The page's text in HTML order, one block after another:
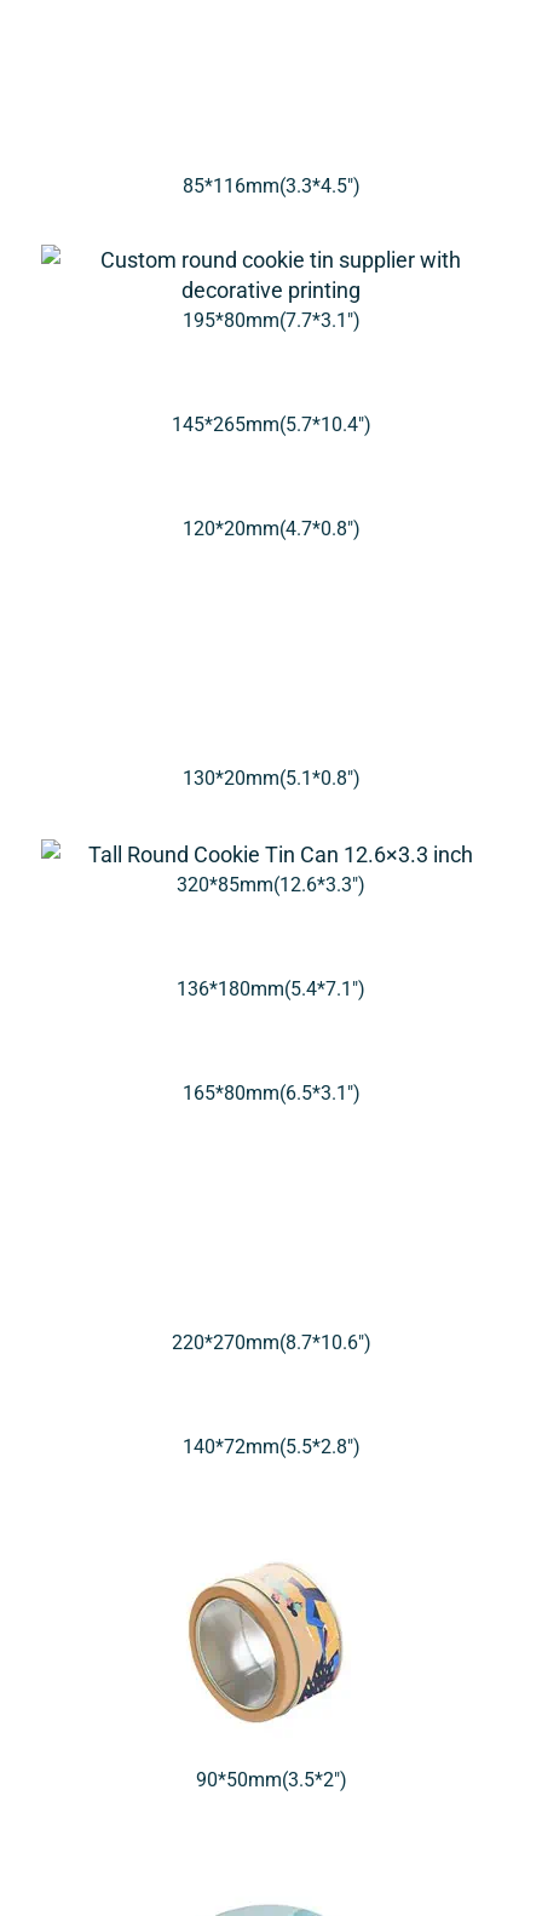
85*116mm(3.3*4.5″)
195*80mm(7.7*3.1″)
145*265mm(5.7*10.4″)
120*20mm(4.7*0.8″)
130*20mm(5.1*0.8″)
320*85mm(12.6*3.3″)
136*180mm(5.4*7.1″)
165*80mm(6.5*3.1″)
220*270mm(8.7*10.6″)
140*72mm(5.5*2.8″)
90*50mm(3.5*2″)